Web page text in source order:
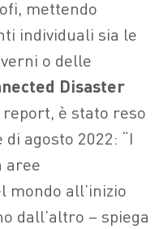
mettendo
individuali sia le
o delle
Disaster
è stato reso
agosto 2022: “I
aree
mondo all’inizio
dall’altro – spiega